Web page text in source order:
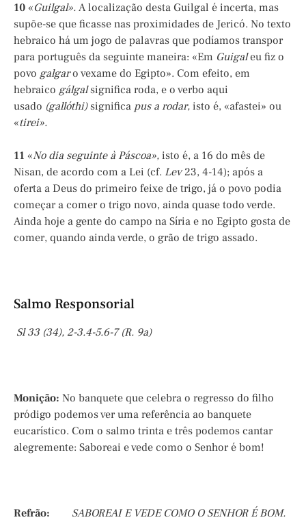
10 «Guilgal». A localização desta Guilgal é incerta, mas
supõe-se que ficasse nas proximidades de Jericó. No texto
hebraico há um jogo de palavras que podíamos transpor
para português da seguinte maneira: «Em Guigaleu fiz o
povo galgaro vexame do Egipto». Com efeito, em
hebraico gálgalsignifica roda, e o verbo aqui
usado (gallóthi)significa pus a rodar, isto é, «afastei» ou
«tirei».
11 «No dia seguinte à Páscoa», isto é, a 16 do mês de
Nisan, de acordo com a Lei (cf. Lev23, 4-14); após a
oferta a Deus do primeiro feixe de trigo, já o povo podia
começar a comer o trigo novo, ainda quase todo verde.
Ainda hoje a gente do campo na Síria e no Egipto gosta de
comer, quando ainda verde, o grão de trigo assado.
Salmo Responsorial
Sl 33 (34), 2-3.4-5.6-7 (R. 9a)
Monição: No banquete que celebra o regresso do filho
pródigo podemos ver uma referência ao banquete
eucarístico. Com o salmo trinta e três podemos cantar
alegremente: Saboreai e vede como o Senhor é bom!
Refrão: SABOREAI E VEDE COMO O SENHOR É BOM.